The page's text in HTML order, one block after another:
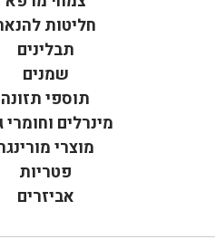
חליטות
תבלינים
שמנים
תוספי תזונה
מינרלים וחומרי
מוצרי
פטריות
אביזרים